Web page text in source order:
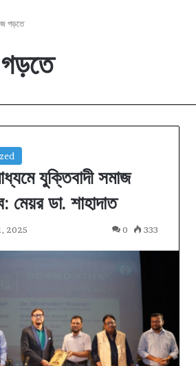
গড়তে
যুক্তিবাদী সমাজ
মেয়র ডা. শাহাদাত
2025 0 333